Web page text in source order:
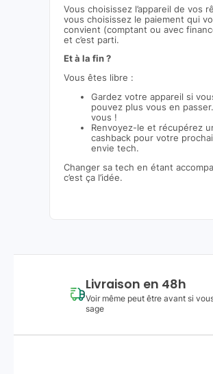
Vous choisissez l’appareil de vos
vous choisissez le paiement qui
convient (comptant ou avec
et c’est parti.
Et à la fin ?
Vous êtes libre :
Gardez votre appareil si
pouvez plus vous en
vous !
Renvoyez-le et récupérez
cashback pour votre
envie tech.
Changer sa tech en étant
c’est ça l’idée.
Livraison en 48h
Voir même peut être avant si
sage